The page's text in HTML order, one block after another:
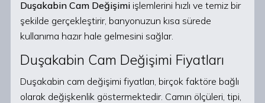
Duşakabin Cam Değişimi işlemlerini hızlı ve temiz bir
şekilde gerçekleştirir, banyonuzun kısa sürede
kullanıma hazır hale gelmesini sağlar.
Duşakabin Cam Değişimi Fiyatları
Duşakabin cam değişimi fiyatları, birçok faktöre bağlı
olarak değişkenlik göstermektedir. Camın ölçüleri, tipi,